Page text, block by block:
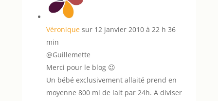
Véronique sur 12 janvier 2010 à 22 h 36
min
@Guillemette
Merci pour le blog 😉
Un bébé exclusivement allaité prend en
moyenne 800 ml de lait par 24h. A diviser